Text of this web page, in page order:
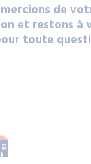
de
et restons à
toute